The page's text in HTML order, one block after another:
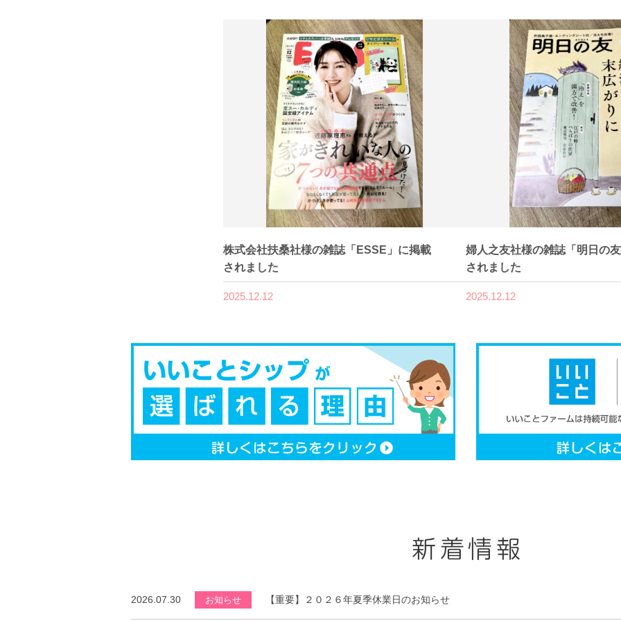
株式会社扶桑社様の雑誌「ESSE」に掲載
されました
2025.12.12
婦人之友社様の雑誌「明日の
されました
2025.12.12
2026.07.30 お知らせ 【重要】２０２６年夏季休業日のお知らせ